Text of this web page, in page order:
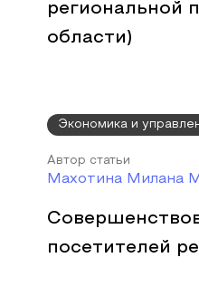
региональной
области)
Экономика и
Автор статьи
Махотина Милана
посетителей